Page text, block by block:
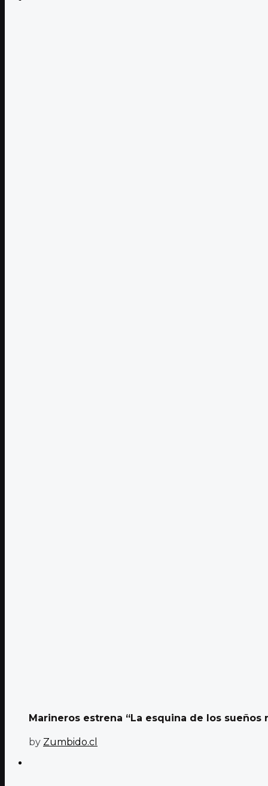
Marineros estrena “La esquina de los sueños
by Zumbido.cl